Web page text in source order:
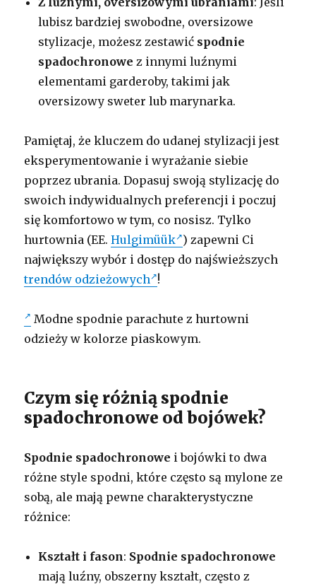
lubisz bardziej swobodne, oversizowe
stylizacje, możesz zestawić spodnie
spadochronowe z innymi luźnymi
elementami garderoby, takimi jak
oversizowy sweter lub marynarka.
Pamiętaj, że kluczem do udanej stylizacji jest
eksperymentowanie i wyrażanie siebie
poprzez ubrania. Dopasuj swoją stylizację do
swoich indywidualnych preferencji i poczuj
się komfortowo w tym, co nosisz. Tylko
hurtownia (EE.Hulgimüük ) zapewni Ci
największy wybór i dostęp do najświeższych
trendów odzieżowych !
Modne spodnie parachute z hurtowni
odzieży w kolorze piaskowym.
Czym się różnią spodnie
spadochronowe od bojówek?
Spodnie spadochronowe i bojówki to dwa
różne style spodni, które często są mylone ze
sobą, ale mają pewne charakterystyczne
różnice:
Kształt i fason: Spodnie spadochronowe
mają luźny, obszerny kształt, często z